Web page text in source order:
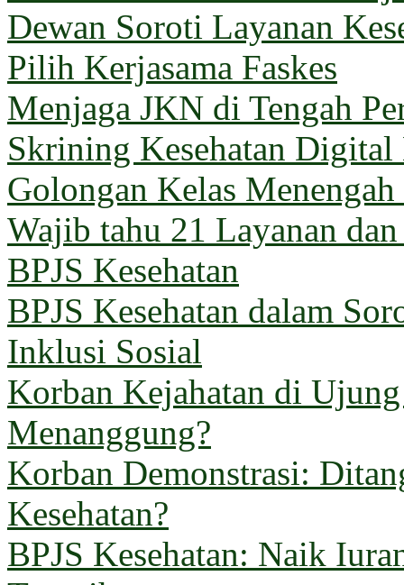
Dewan Soroti Layanan
Pilih Kerjasama Faskes
Menjaga JKN di Tengah
Skrining Kesehatan Digital
Golongan Kelas
Wajib tahu 21 Layanan
BPJS Kesehatan
BPJS Kesehatan dalam
Inklusi Sosial
Korban Kejahatan di
Menanggung?
Korban Demonstrasi:
Kesehatan?
BPJS Kesehatan: Naik